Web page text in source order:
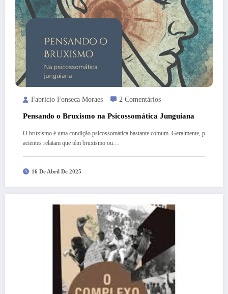
Fabricio Fonseca Moraes 2 Comentários
Pensando o Bruxismo na Psicossomática Junguiana
O bruxismo é uma condição psicossomática bastante comum. Geralmente, p
acientes relatam que têm bruxismo ou…
16 De Abril De 2025